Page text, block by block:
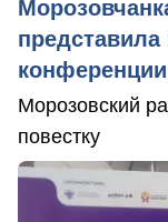
конференции
Морозовский
повестку